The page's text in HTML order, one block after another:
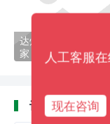
达州食堂承包承包公
家？
评论(0)
人工客服
现在咨询